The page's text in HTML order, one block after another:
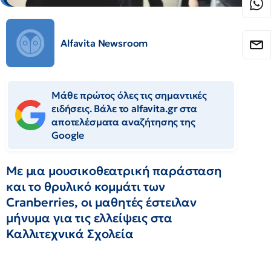
Alfavita Newsroom
Μάθε πρώτος όλες τις σημαντικές
ειδήσεις. Βάλε το alfavita.gr στα
αποτελέσματα αναζήτησης της
Google
Με μια μουσικοθεατρική παράσταση
και το θρυλικό κομμάτι των
Cranberries, οι μαθητές έστειλαν
μήνυμα για τις ελλείψεις στα
Καλλιτεχνικά Σχολεία